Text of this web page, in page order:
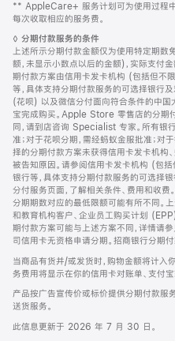
页
页
脚
脚
注
** AppleCare+ 服务计划可为使用过程中
每次收取相应的服务费。
脚
注
◊ 分期付款服务的条件
上述所示分期付款金额仅为使用特定期
额，未显示小数点以后的金额)，实际支付
期付款方案由信用卡发卡机构 (包括但不
等，具体支持分期付款服务的可选择银行
(花呗) 以及微信分付面向符合条件的中国
宝完成购买。Apple Store 零售店的分
同，请到店咨询 Specialist 专家。所有银
准；对于花呗分期，需经蚂蚁金服批准；对
择的分期付款方案未获得信用卡发卡机构
被告知原因。请参阅信用卡发卡机构 (包括
银行等，具体支持分期付款服务的可选择
分付服务页面，了解相关条件、费用和收
分期期数对应的最低限额可能有所不同。
和教育机构客户、企业员工购买计划
期付款方案可能与上述方案不同，详情请
司信用卡无资格申请分期。招商银行分期
当商品有货并/或发货时，购物金额将计入
务费用将显示在你的信用卡对账单、支付宝
产品按广告宣传价或标价提供分期付款服
送货服务。
此信息更新于 2026 年 7 月 30 日。